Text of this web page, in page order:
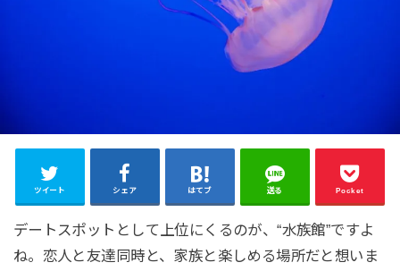
ツイート シェア はてブ 送る Pocket
デートスポットとして上位にくるのが、“水族館”ですよ
ね。恋人と友達同時と、家族と楽しめる場所だと想いま